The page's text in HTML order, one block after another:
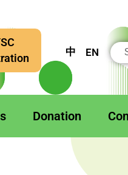
中 EN
搜
尋
Donation